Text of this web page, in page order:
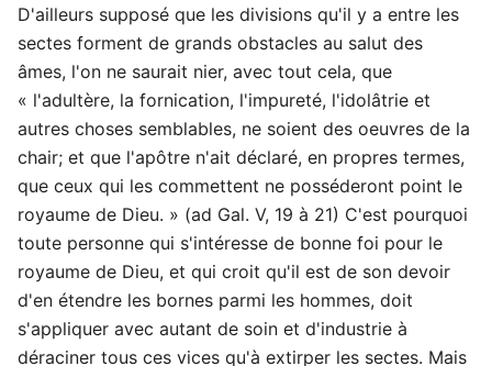
D'ailleurs supposé que les divisions qu'il y a entre les
sectes forment de grands obstacles au salut des
âmes, l'on ne saurait nier, avec tout cela, que
« l'adultère, la fornication, l'impureté, l'idolâtrie et
autres choses semblables, ne soient des oeuvres de la
chair; et que l'apôtre n'ait déclaré, en propres termes,
que ceux qui les commettent ne posséderont point le
royaume de Dieu. » (ad Gal. V, 19 à 21) C'est pourquoi
toute personne qui s'intéresse de bonne foi pour le
royaume de Dieu, et qui croit qu'il est de son devoir
d'en étendre les bornes parmi les hommes, doit
s'appliquer avec autant de soin et d'industrie à
déraciner tous ces vices qu'à extirper les sectes. Mais